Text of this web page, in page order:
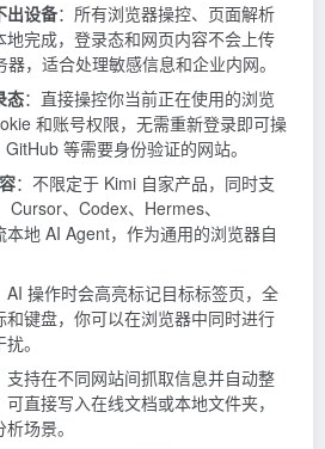
出设备：所有浏览器操控、页面解析
地完成，登录态和网页内容不会上传
，适合处理敏感信息和企业内网。
态：直接操控你当前正在使用的浏览
和账号权限，无需重新登录即可操
等需要身份验证的网站。
：不限定于 Kimi 自家产品，同时支
Cursor、Codex、Hermes、
地 AI Agent，作为通用的浏览器自
AI 操作时会高亮标记目标标签页，全
和键盘，你可以在浏览器中同时进行
。
支持在不同网站间抓取信息并自动整
直接写入在线文档或本地文件夹，
场景。